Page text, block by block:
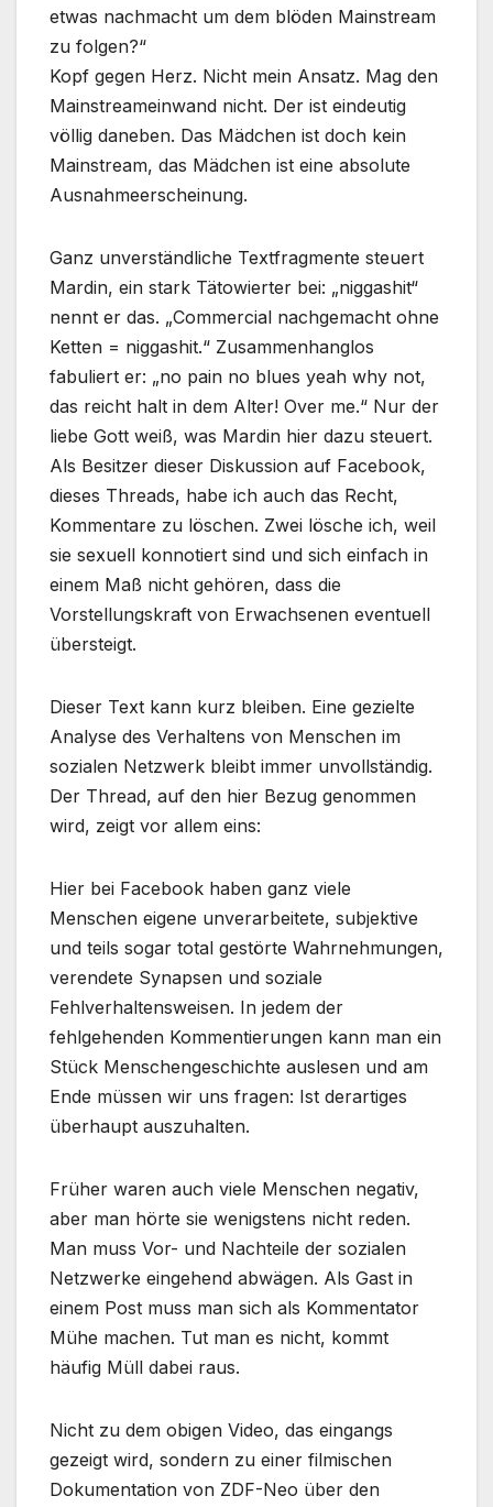
etwas nachmacht um dem blöden Mainstream
zu folgen?“
Kopf gegen Herz. Nicht mein Ansatz. Mag den
Mainstreameinwand nicht. Der ist eindeutig
völlig daneben. Das Mädchen ist doch kein
Mainstream, das Mädchen ist eine absolute
Ausnahmeerscheinung.
Ganz unverständliche Textfragmente steuert
Mardin, ein stark Tätowierter bei: „niggashit“
nennt er das. „Commercial nachgemacht ohne
Ketten = niggashit.“ Zusammenhanglos
fabuliert er: „no pain no blues yeah why not,
das reicht halt in dem Alter! Over me.“ Nur der
liebe Gott weiß, was Mardin hier dazu steuert.
Als Besitzer dieser Diskussion auf Facebook,
dieses Threads, habe ich auch das Recht,
Kommentare zu löschen. Zwei lösche ich, weil
sie sexuell konnotiert sind und sich einfach in
einem Maß nicht gehören, dass die
Vorstellungskraft von Erwachsenen eventuell
übersteigt.
Dieser Text kann kurz bleiben. Eine gezielte
Analyse des Verhaltens von Menschen im
sozialen Netzwerk bleibt immer unvollständig.
Der Thread, auf den hier Bezug genommen
wird, zeigt vor allem eins:
Hier bei Facebook haben ganz viele
Menschen eigene unverarbeitete, subjektive
und teils sogar total gestörte Wahrnehmungen,
verendete Synapsen und soziale
Fehlverhaltensweisen. In jedem der
fehlgehenden Kommentierungen kann man ein
Stück Menschengeschichte auslesen und am
Ende müssen wir uns fragen: Ist derartiges
überhaupt auszuhalten.
Früher waren auch viele Menschen negativ,
aber man hörte sie wenigstens nicht reden.
Man muss Vor- und Nachteile der sozialen
Netzwerke eingehend abwägen. Als Gast in
einem Post muss man sich als Kommentator
Mühe machen. Tut man es nicht, kommt
häufig Müll dabei raus.
Nicht zu dem obigen Video, das eingangs
gezeigt wird, sondern zu einer filmischen
Dokumentation von ZDF-Neo über den